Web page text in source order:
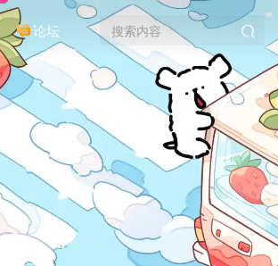
论坛